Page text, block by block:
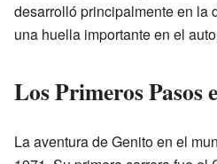
desarrolló principalmente en la
una huella importante en el
Los Primeros Pasos
La aventura de Genito en el